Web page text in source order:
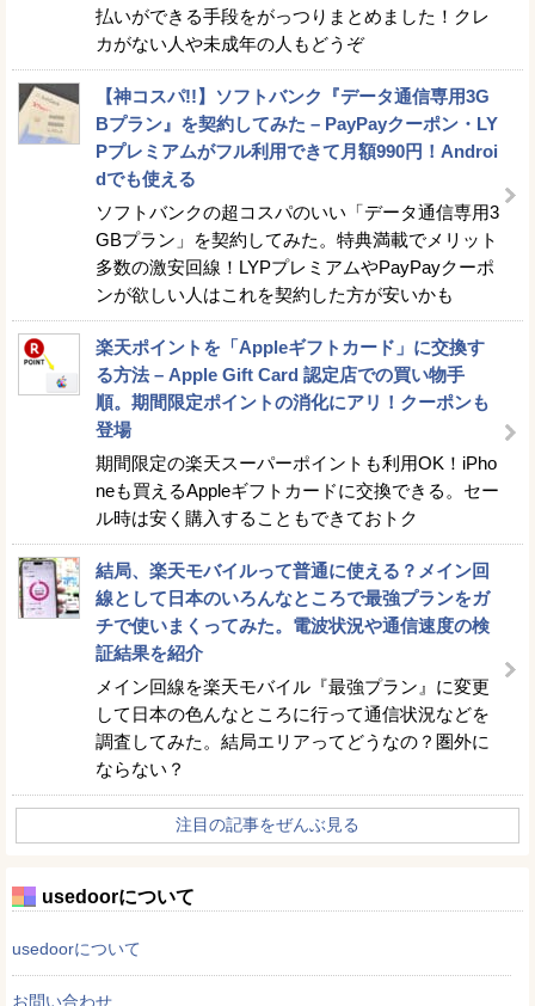
払いができる手段をがっつりまとめました！クレ
カがない人や未成年の人もどうぞ
【神コスパ!!】ソフトバンク『データ通信専用3G
Bプラン』を契約してみた – PayPayクーポン・LY
Pプレミアムがフル利用できて月額990円！Androi
dでも使える
ソフトバンクの超コスパのいい「データ通信専用3
GBプラン」を契約してみた。特典満載でメリット
多数の激安回線！LYPプレミアムやPayPayクーポ
ンが欲しい人はこれを契約した方が安いかも
楽天ポイントを「Appleギフトカード」に交換す
る方法 – Apple Gift Card 認定店での買い物手
順。期間限定ポイントの消化にアリ！クーポンも
登場
期間限定の楽天スーパーポイントも利用OK！iPho
neも買えるAppleギフトカードに交換できる。セー
ル時は安く購入することもできておトク
結局、楽天モバイルって普通に使える？メイン回
線として日本のいろんなところで最強プランをガ
チで使いまくってみた。電波状況や通信速度の検
証結果を紹介
メイン回線を楽天モバイル『最強プラン』に変更
して日本の色んなところに行って通信状況などを
調査してみた。結局エリアってどうなの？圏外に
ならない？
注目の記事をぜんぶ見る
usedoorについて
usedoorについて
お問い合わせ